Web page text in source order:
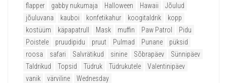
flapper
gabby nukumaja Halloween Hawaii
Jõulud
jõuluvana
kauboi konfetikahur koogitaldrik
kopp
kostüüm
käpapatrull Mask muffin Paw Patrol
Pidu
Poistele
pruudipidu pruut Pulmad Punane
püksid
roosa
safari Salvrätikud sinine Sõbrapäev
Sünnipäev
Taldrikud
Topsid Tüdruk Tüdrukutele
Valentinipäev
vanik
värviline Wednesday